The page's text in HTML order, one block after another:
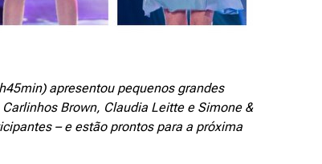
apresentou pequenos grandes
Brown, Claudia Leitte e Simone &
– e estão prontos para a próxima